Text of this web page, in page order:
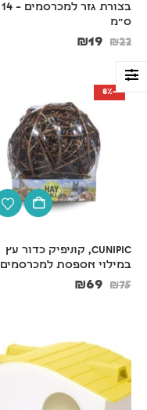
ס"מ
₪22
₪19
-8%
Cunipic, קוניפיק כדור עץ
במילוי אספסת למכרסמים
₪75
₪69
₪59